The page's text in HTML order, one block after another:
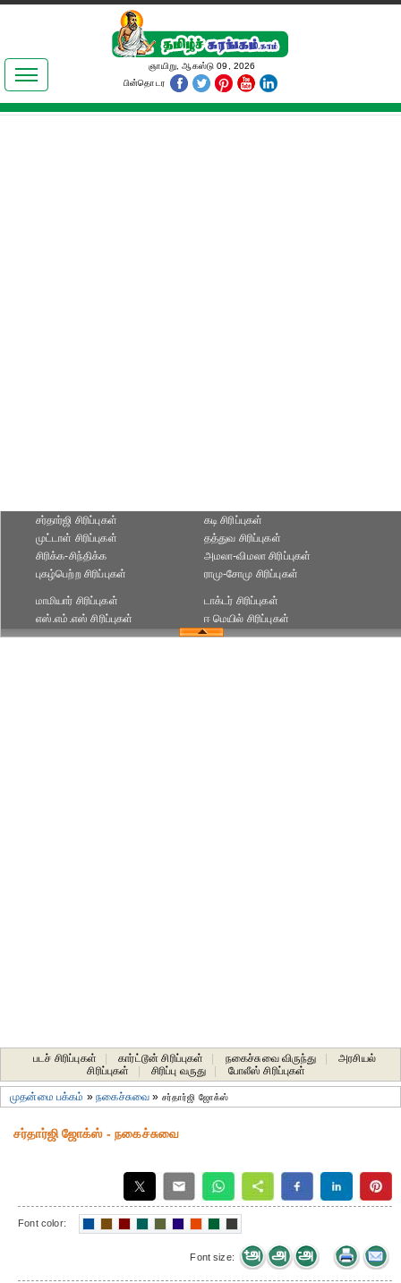
இலக்கியங்கள்
தமிழ் உலகம்
ஞாயிறு, ஆகஸ்டு 09, 2026
பின்தொடர
சர்தார்ஜி சிரிப்புகள்
முட்டாள் சிரிப்புகள்
கடி சிரிப்புகள்
தத்துவ சிரிப்புகள்
சிரிக்க-சிந்திக்க
புகழ்பெற்ற சிரிப்புகள்
அமலா-விமலா சிரிப்புகள்
ராமு-சோமு சிரிப்புகள்
மாமியார் சிரிப்புகள்
எஸ்.எம்.எஸ் சிரிப்புகள்
டாக்டர் சிரிப்புகள்
ஈ மெயில் சிரிப்புகள்
படச் சிரிப்புகள் கார்ட்டூன் சிரிப்புகள் நகைச்சுவை விருந்து
அரசியல்
சிரிப்புகள்
சிரிப்பு வருது போலீஸ் சிரிப்புகள்
முதன்மை பக்கம் »நகைச்சுவை » சர்தார்ஜி ஜோக்ஸ்
சர்தார்ஜி ஜோக்ஸ் - நகைச்சுவை
Font color:
Font size: